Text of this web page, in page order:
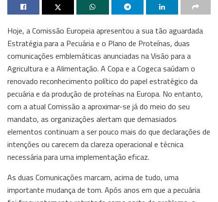
Hoje, a Comissão Europeia apresentou a sua tão aguardada
Estratégia para a Pecuária e o Plano de Proteínas, duas
comunicações emblemáticas anunciadas na Visão para a
Agricultura e a Alimentação. A Copa e a Cogeca saúdam o
renovado reconhecimento político do papel estratégico da
pecuária e da produção de proteínas na Europa. No entanto,
com a atual Comissão a aproximar-se já do meio do seu
mandato, as organizações alertam que demasiados
elementos continuam a ser pouco mais do que declarações de
intenções ou carecem da clareza operacional e técnica
necessária para uma implementação eficaz.
As duas Comunicações marcam, acima de tudo, uma
importante mudança de tom. Após anos em que a pecuária